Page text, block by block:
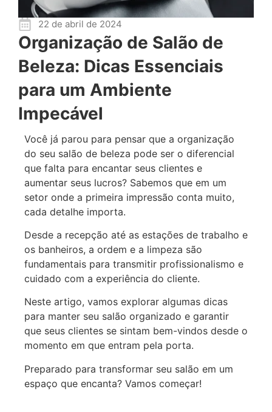
22 de abril de 2024
Organização de Salão de
Beleza: Dicas Essenciais
para um Ambiente
Impecável
Você já parou para pensar que a organização
do seu salão de beleza pode ser o diferencial
que falta para encantar seus clientes e
aumentar seus lucros? Sabemos que em um
setor onde a primeira impressão conta muito,
cada detalhe importa.
Desde a recepção até as estações de trabalho e
os banheiros, a ordem e a limpeza são
fundamentais para transmitir profissionalismo e
cuidado com a experiência do cliente.
Neste artigo, vamos explorar algumas dicas
para manter seu salão organizado e garantir
que seus clientes se sintam bem-vindos desde o
momento em que entram pela porta.
Preparado para transformar seu salão em um
espaço que encanta? Vamos começar!